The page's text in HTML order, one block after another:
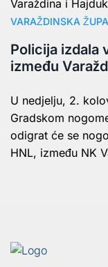
VARAŽDINSKA
Policija izdala
između
U nedjelju, 2.
Gradskom
odigrat će se
HNL, između NK